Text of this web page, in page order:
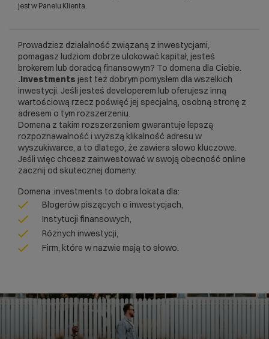
jest w Panelu Klienta.
Prowadzisz działalność związaną z inwestycjami,
pomagasz ludziom dobrze ulokować kapitał, jesteś
brokerem lub doradcą finansowym? To domena dla Ciebie.
.Investments jest też dobrym pomysłem dla wszelkich
inwestycji. Jeśli jesteś developerem lub oferujesz inną
wartościową rzecz poświęć jej specjalną, osobną stronę z
adresem o tym rozszerzeniu.
Domena z takim rozszerzeniem gwarantuje lepszą
rozpoznawalność i wyższą klikalność adresu w
wyszukiwarce, a to dlatego, że zawiera słowo kluczowe.
Jeśli więc chcesz zainwestować w swoją obecność online
zacznij od skutecznej domeny.
Domena .investments to dobra lokata dla:
Blogerów piszących o inwestycjach,
Instytucji finansowych,
Różnych inwestycji,
Firm, które w nazwie mają to słowo.